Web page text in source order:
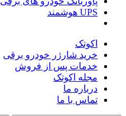
UPS هوشمند
اکوتک
خرید شارژر خودرو برقی
خدمات پس از فروش
مجله اکوتک
درباره ما
تماس با ما